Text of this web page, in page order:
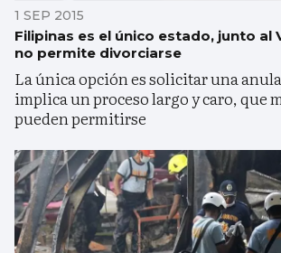
1 SEP 2015
Filipinas es el único estado, junto al
no permite divorciarse
La única opción es solicitar una
implica un proceso largo y caro, que
pueden permitirse